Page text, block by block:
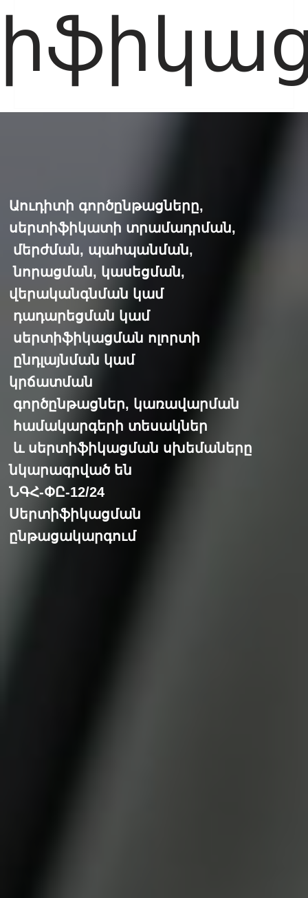
Աուդիտի գործընթացները,
սերտիֆիկատի տրամադրման,
մերժման, պահպանման,
նորացման, կասեցման,
վերականգնման կամ
դադարեցման կամ
սերտիֆիկացման ոլորտի
ընդլայնման կամ
կրճատման
գործընթացներ, կառավարման
համակարգերի տեսակներ
և սերտիֆիկացման սխեմաները
նկարագրված են
ՆԳՀ-ՓԸ-12/24
Սերտիֆիկացման
ընթացակարգում